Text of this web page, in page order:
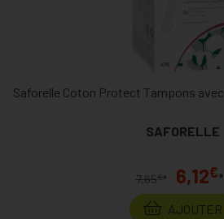
Saforelle Coton Protect Tampons
SAFORELLE
7,65€ * 6,12€
AJOUTER